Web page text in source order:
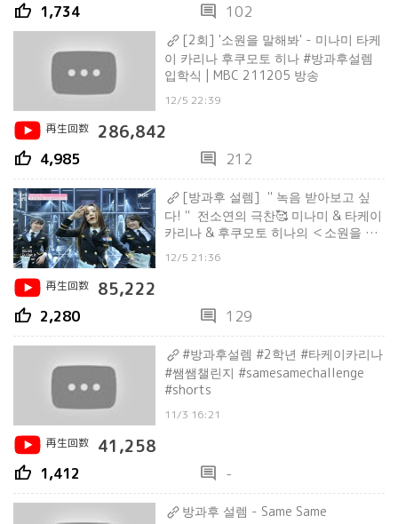
thumb_up 1,734 comment 102
[2회] '소원을 말해봐' - 미나미 타케
이 카리나 후쿠모토 히나 #방과후설렘
입학식 | MBC 211205 방송
12/5 22:39
再生回数
286,842
thumb_up 4,985 comment 212
[방과후 설렘] ＂녹음 받아보고 싶
다!＂ 전소연의 극찬🥰 미나미 & 타케이
카리나 & 후쿠모토 히나의 ＜소원을 말
12/5 21:36
再生回数
85,222
thumb_up 2,280 comment 129
#방과후설렘 #2학년 #타케이카리나
#쌤쌤챌린지 #samesamechallenge
#shorts
11/3 16:21
再生回数
41,258
thumb_up 1,412 comment -
방과후 설렘 - Same Same